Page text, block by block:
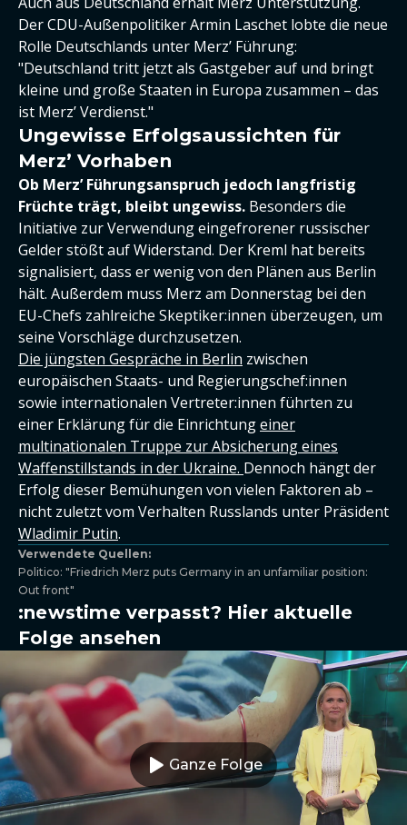
Der CDU-Außenpolitiker Armin Laschet lobte die neue
Rolle Deutschlands unter Merz’ Führung:
"Deutschland tritt jetzt als Gastgeber auf und bringt
kleine und große Staaten in Europa zusammen – das
ist Merz’ Verdienst."
Ungewisse Erfolgsaussichten für
Merz’ Vorhaben
Ob Merz’ Führungsanspruch jedoch langfristig
Früchte trägt, bleibt ungewiss. Besonders die
Initiative zur Verwendung eingefrorener russischer
Gelder stößt auf Widerstand. Der Kreml hat bereits
signalisiert, dass er wenig von den Plänen aus Berlin
hält. Außerdem muss Merz am Donnerstag bei den
EU-Chefs zahlreiche Skeptiker:innen überzeugen, um
seine Vorschläge durchzusetzen.
Die jüngsten Gespräche in Berlin zwischen
europäischen Staats- und Regierungschef:innen
sowie internationalen Vertreter:innen führten zu
einer Erklärung für die Einrichtungeiner
multinationalen Truppe zur Absicherung eines
Waffenstillstands in der Ukraine. Dennoch hängt der
Erfolg dieser Bemühungen von vielen Faktoren ab –
nicht zuletzt vom Verhalten Russlands unter Präsident
Wladimir Putin.
Verwendete Quellen:
Politico: "Friedrich Merz puts Germany in an unfamiliar position:
Out front"
:newstime verpasst? Hier aktuelle
Folge ansehen
Ganze Folge